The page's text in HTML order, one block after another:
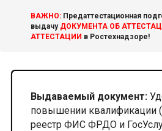
ВАЖНО: Предаттестационная
выдачуДОКУМЕНТА ОБ
АТТЕСТАЦИИ в Ростехнадзоре!
Выдаваемый документ:
повышении квалификации
реестр ФИС ФРДО и